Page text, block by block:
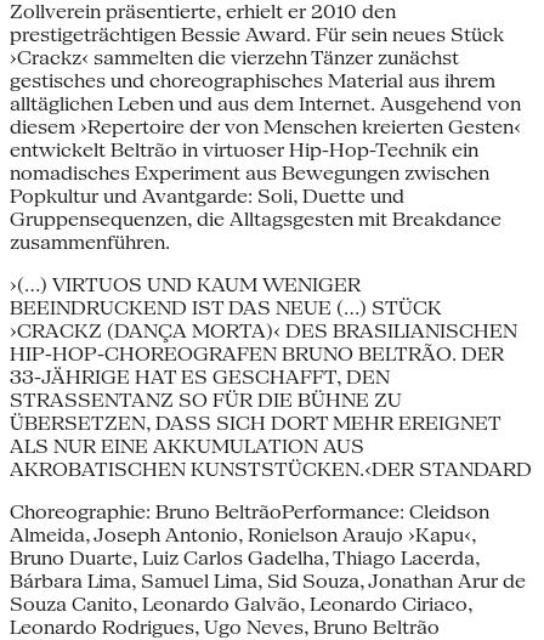
Zollverein präsentierte, erhielt er 2010 den
prestigeträchtigen Bessie Award. Für sein neues Stück
›Crackz‹ sammelten die vierzehn Tänzer zunächst
gestisches und choreographisches Material aus ihrem
alltäglichen Leben und aus dem Internet. Ausgehend von
diesem ›Repertoire der von Menschen kreierten Gesten‹
entwickelt Beltrão in virtuoser Hip-Hop-Technik ein
nomadisches Experiment aus Bewegungen zwischen
Popkultur und Avantgarde: Soli, Duette und
Gruppensequenzen, die Alltagsgesten mit Breakdance
zusammenführen.
›(…) VIRTUOS UND KAUM WENIGER
BEEINDRUCKEND IST DAS NEUE (…) STÜCK
›CRACKZ (DANÇA MORTA)‹ DES BRASILIANISCHEN
HIP-HOP-CHOREOGRAFEN BRUNO BELTRÃO. DER
33-JÄHRIGE HAT ES GESCHAFFT, DEN
STRASSENTANZ SO FÜR DIE BÜHNE ZU
ÜBERSETZEN, DASS SICH DORT MEHR EREIGNET
ALS NUR EINE AKKUMULATION AUS
AKROBATISCHEN KUNSTSTÜCKEN.‹DER STANDARD
Choreographie: Bruno BeltrãoPerformance: Cleidson
Almeida, Joseph Antonio, Ronielson Araujo ›Kapu‹,
Bruno Duarte, Luiz Carlos Gadelha, Thiago Lacerda,
Bárbara Lima, Samuel Lima, Sid Souza, Jonathan Arur de
Souza Canito, Leonardo Galvão, Leonardo Ciriaco,
Leonardo Rodrigues, Ugo Neves, Bruno Beltrão